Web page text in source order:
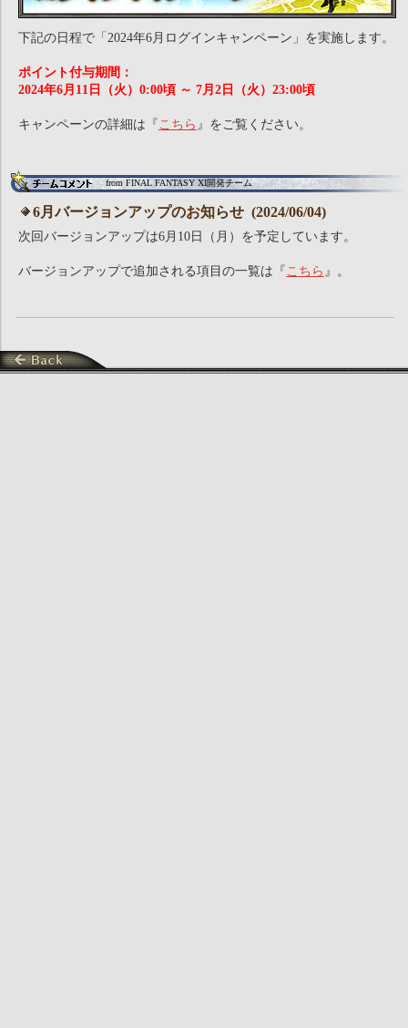
下記の日程で「2024年6月ログインキャンペーン」を実施します。
ポイント付与期間：
2024年6月11日（火）0:00頃 ～ 7月2日（火）23:00頃
キャンペーンの詳細は『 こちら 』をご覧ください。
from FINAL FANTASY XI開発チーム
6月バージョンアップのお知らせ (2024/06/04)
次回バージョンアップは6月10日（月）を予定しています。
バージョンアップで追加される項目の一覧は『 こちら 』。